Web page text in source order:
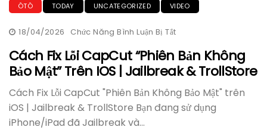
ÔTÔ TODAY UNCATEGORIZED VIDEO
18/04/2026 Chức Năng Bình Luận Bị Tắt
Fix
Lỗi
CapCut
“Phiên
Không
Bảo
Mật”
Cách Fix Lỗi CapCut “Phiên Bản Không
Bảo Mật” Trên IOS | Jailbreak & TrollStore
Cách Fix Lỗi CapCut "Phiên Bản Không Bảo Mật" trên
iOS | Jailbreak & TrollStore Bạn đang sử dụng
iPhone/iPad đã Jailbreak và...